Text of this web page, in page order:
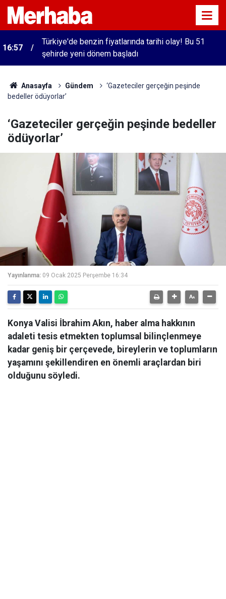
16:57
Türkiye'de benzin fiyatlarında tarihi olay! Bu 51
şehirde yeni dönem başladı
Anasayfa Gündem
‘Gazeteciler gerçeğin peşinde
bedeller ödüyorlar’
‘Gazeteciler gerçeğin peşinde bedeller
ödüyorlar’
Yayınlanma: 09 Ocak 2025 Perşembe 16:34
Konya Valisi İbrahim Akın, haber alma hakkının
adaleti tesis etmekten toplumsal bilinçlenmeye
kadar geniş bir çerçevede, bireylerin ve toplumların
yaşamını şekillendiren en önemli araçlardan biri
olduğunu söyledi.